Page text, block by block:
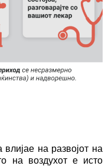
на развојот на
на воздухот е исто